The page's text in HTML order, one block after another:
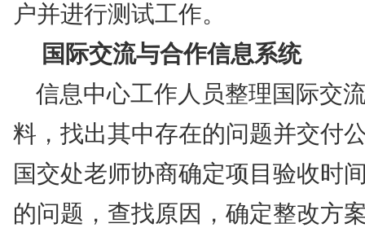
户并进行测试工作。
国际交流与合作信息系统
信息中心工作人员整理国际交
料，找出其中存在的问题并交付
国交处老师协商确定项目验收时
的问题，查找原因，确定整改方